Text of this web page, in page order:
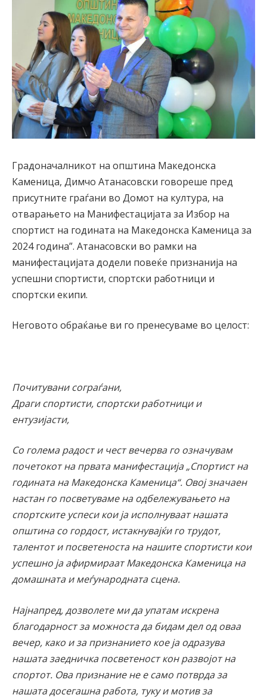
Градоначалникот на општина Македонска
Каменица, Димчо Атанасовски говореше пред
присутните граѓани во Домот на култура, на
отварањето на Манифестацијата за Избор на
спортист на годината на Македонска Каменица за
2024 година”. Атанасовски во рамки на
манифестацијата додели повеќе признанија на
успешни спортисти, спортски работници и
спортски екипи.
Неговото обраќање ви го пренесуваме во целост:
Почитувани сограѓани,
Драги спортисти, спортски работници и
ентузијасти,
Со голема радост и чест вечерва го означувам
почетокот на првата манифестација „Спортист на
годината на Македонска Каменица“. Овој значаен
настан го посветуваме на одбележувањето на
спортските успеси кои ја исполнуваат нашата
општина со гордост, истакнувајќи го трудот,
талентот и посветеноста на нашите спортисти кои
успешно ја афирмираат Македонска Каменица на
домашната и меѓународната сцена.
Најнапред, дозволете ми да упатам искрена
благодарност за можноста да бидам дел од оваа
вечер, како и за признанието кое ја одразува
нашата заедничка посветеност кон развојот на
спортот. Ова признание не е само потврда за
нашата досегашна работа, туку и мотив за